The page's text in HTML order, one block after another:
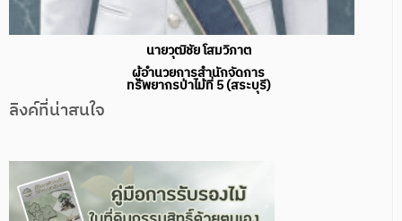
นายวุฒิชัย โสมวิภาต
ผู้อำนวยการสำนักจัดการ
ทรัพยากรป่าไม้ที่ 5 (สระบุรี)
ลิงค์ที่น่าสนใจ